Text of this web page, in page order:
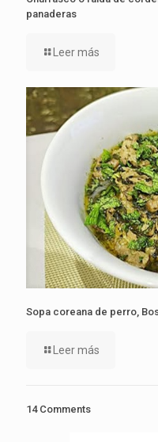
panaderas
Leer más
Sopa coreana de perro,
Leer más
14 Comments